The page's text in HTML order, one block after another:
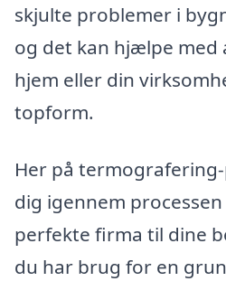
skjulte problemer i
og det kan hjælpe med
hjem eller din
topform.
Her på
dig igennem
perfekte firma til dine
du har brug for en